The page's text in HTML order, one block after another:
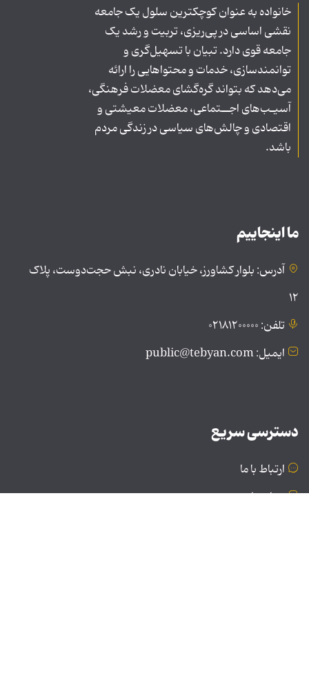
خانواده به عنوان کوچکترین سلول یک جامعه
نقشی اساسی در پی‌ریزی، تربیت و رشد یک
جامعه قوی دارد. تبیان با تسهیل‌گری و
توانمندسازی، خدمات و محتواهایی را ارائه
می‌دهد که بتواند گره‌گشای معضلات فرهنگی،
آسیـب‌های اجــتماعی، معضلات معیشتی و
اقتصادی و چالش‌های سیاسی در زندگی مردم
باشد.
ما اینجاییم
آدرس: بلوار کشاورز، خیابان نادری، نبش حجت‌دوست، پلاک
۱۲
تلفن: ۰۲۱۸۱۲۰۰۰۰۰
ایمیل: public@tebyan.com
دسترسی سریع
ارتباط با ما
درباره ما